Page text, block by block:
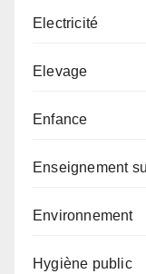
Electricité
Elevage
Enfance
Enseignement
Environnement
Hygiène public